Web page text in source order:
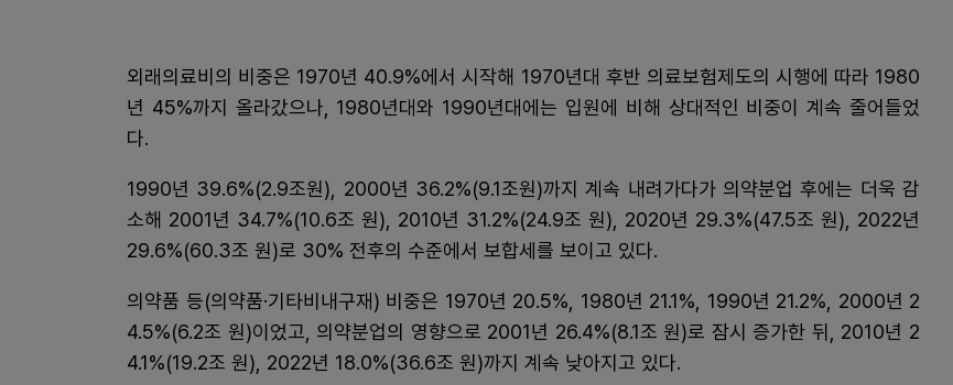
외래의료비의 비중은 1970년 40.9%에서 시작해 1970년대 후반 의료보험제도의 시행에 따라 1980
년 45%까지 올라갔으나, 1980년대와 1990년대에는 입원에 비해 상대적인 비중이 계속 줄어들었
다.
1990년 39.6%(2.9조원), 2000년 36.2%(9.1조원)까지 계속 내려가다가 의약분업 후에는 더욱 감
소해 2001년 34.7%(10.6조 원), 2010년 31.2%(24.9조 원), 2020년 29.3%(47.5조 원), 2022년
29.6%(60.3조 원)로 30% 전후의 수준에서 보합세를 보이고 있다.
의약품 등(의약품·기타비내구재) 비중은 1970년 20.5%, 1980년 21.1%, 1990년 21.2%, 2000년 2
4.5%(6.2조 원)이었고, 의약분업의 영향으로 2001년 26.4%(8.1조 원)로 잠시 증가한 뒤, 2010년 2
4.1%(19.2조 원), 2022년 18.0%(36.6조 원)까지 계속 낮아지고 있다.